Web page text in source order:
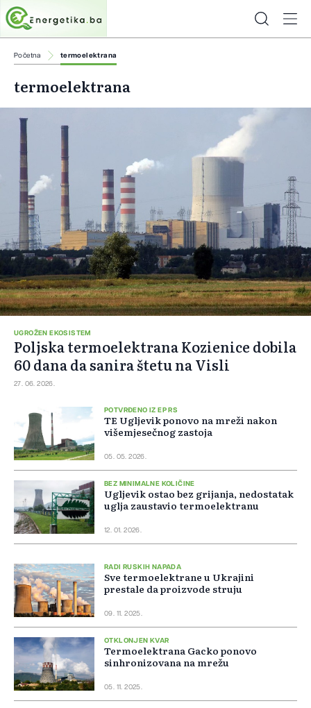
Početna termoelektrana
termoelektrana
UGROŽEN EKOSISTEM
Poljska termoelektrana Kozienice dobila
60 dana da sanira štetu na Visli
27. 06. 2026.
POTVRĐENO IZ EP RS
TE Ugljevik ponovo na mreži nakon
višemjesečnog zastoja
05. 05. 2026.
BEZ MINIMALNE KOLIČINE
Ugljevik ostao bez grijanja, nedostatak
uglja zaustavio termoelektranu
12. 01. 2026.
RADI RUSKIH NAPADA
Sve termoelektrane u Ukrajini
prestale da proizvode struju
09. 11. 2025.
OTKLONJEN KVAR
Termoelektrana Gacko ponovo
sinhronizovana na mrežu
05. 11. 2025.